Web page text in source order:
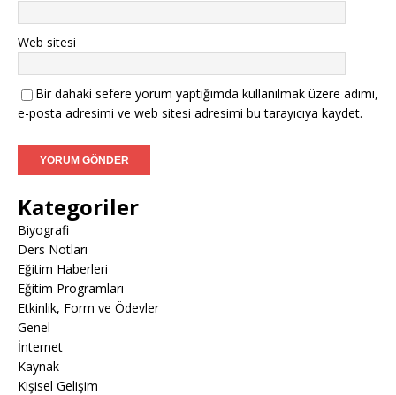
Web sitesi
Bir dahaki sefere yorum yaptığımda kullanılmak üzere adımı,
e-posta adresimi ve web sitesi adresimi bu tarayıcıya kaydet.
Kategoriler
Biyografi
Ders Notları
Eğitim Haberleri
Eğitim Programları
Etkinlik, Form ve Ödevler
Genel
İnternet
Kaynak
Kişisel Gelişim